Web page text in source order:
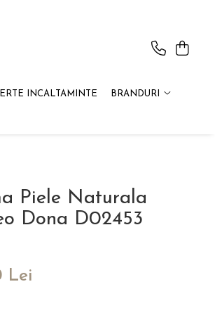
INCALTAMINTE BRANDURI
Piele Naturala
Dona D02453
Lei